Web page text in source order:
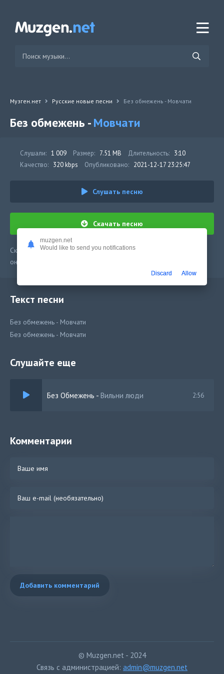
Музген.нет Русские новые песни Без обмежень - Мовчати
Без обмежень -Мовчати
Слушали: 1 009 Размер: 7.51 MB Длительность: 3:10
Качество: 320 kbps Опубликовано: 2021-12-17 23:25:47
Слушать песню
Скачать песню
Скачать песню Без обмежень - Мовчати в mp3 или слушать
онлайн бесплатно
Текст песни
Без обмежень - Мовчати
Без обмежень - Мовчати
Слушайте еще
Без Обмежень - Вильни люди 2:56
Комментарии
Добавить комментарий
© Muzgen.net - 2024
Связь с администрацией: admin@muzgen.net
muzgen.net
Would like to send you notifications
Discard Allow